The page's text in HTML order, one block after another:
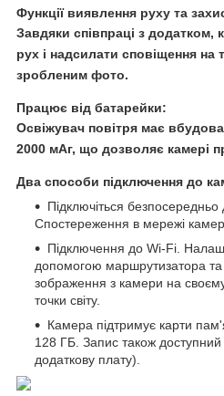
Функції виявлення руху та
Завдяки співпраці з додатком,
рух і надсилати сповіщення
зробленим фото.
Працює від батарейки:
Освіжувач повітря має
2000 мАг, що дозволяє камері
Два способи підключення до
Підключіться
Спостереження в мережі
Підключення до Wi-Fi.
допомогою маршрутизатора
зображення з камери на
точки світу.
Камера підтримує карти
128 ГБ. Запис також
додаткову плату).